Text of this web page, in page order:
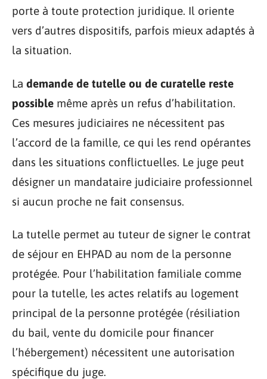
porte à toute protection juridique. Il oriente
vers d’autres dispositifs, parfois mieux adaptés à
la situation.
La demande de tutelle ou de curatelle reste
possible même après un refus d’habilitation.
Ces mesures judiciaires ne nécessitent pas
l’accord de la famille, ce qui les rend opérantes
dans les situations conflictuelles. Le juge peut
désigner un mandataire judiciaire professionnel
si aucun proche ne fait consensus.
La tutelle permet au tuteur de signer le contrat
de séjour en EHPAD au nom de la personne
protégée. Pour l’habilitation familiale comme
pour la tutelle, les actes relatifs au logement
principal de la personne protégée (résiliation
du bail, vente du domicile pour financer
l’hébergement) nécessitent une autorisation
spécifique du juge.